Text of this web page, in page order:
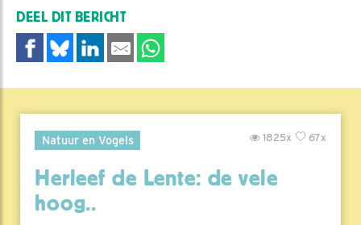
DEEL DIT BERICHT
Natuur en Vogels 67x
1825x
Herleef de Lente: de vele
hoog..